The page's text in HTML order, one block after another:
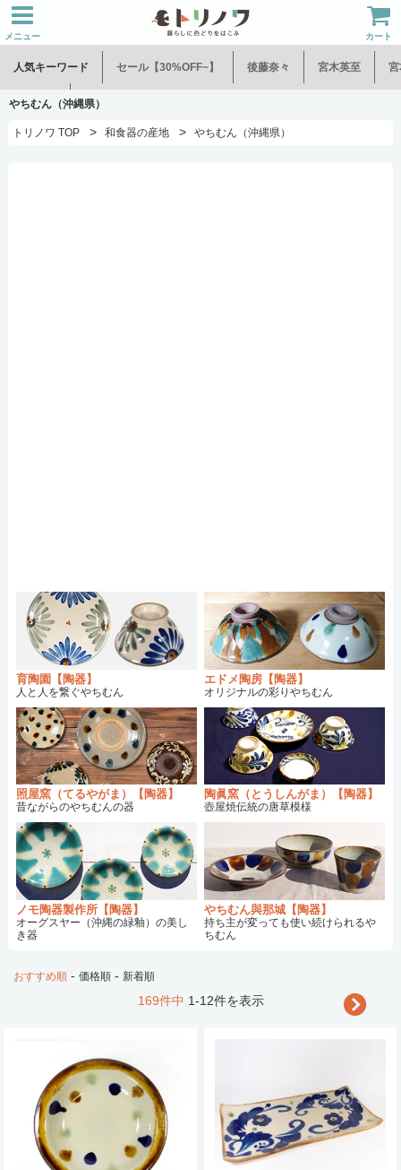
メニュー カート
人気キーワード セール【30%OFF~】 後藤奈々 宮木英至 宮
水谷和音 児玉修治
やちむん（沖縄県）
トリノワ TOP > 和食器の産地 > やちむん（沖縄県）
育陶園【陶器】
人と人を繋ぐやちむん
エドメ陶房【陶器】
オリジナルの彩りやちむん
照屋窯（てるやがま）【陶器】
昔ながらのやちむんの器
陶眞窯（とうしんがま）【陶器】
壺屋焼伝統の唐草模様
ノモ陶器製作所【陶器】
オーグスヤー（沖縄の緑釉）の美し
き器
やちむん與那城【陶器】
持ち主が変っても使い続けられるや
ちむん
おすすめ順 - 価格順 - 新着順
169件中 1-12件を表示